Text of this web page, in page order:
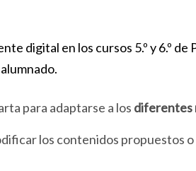
digital en los cursos 5.º y 6.º
para adaptarse a los diferentes
los contenidos propuestos